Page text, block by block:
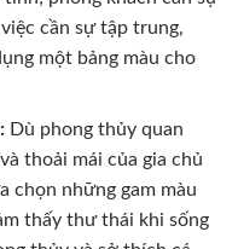
cần sự tập trung,
một bảng màu cho
Dù phong thủy quan
thoải mái của gia chủ
chọn những gam màu
thấy thư thái khi sống